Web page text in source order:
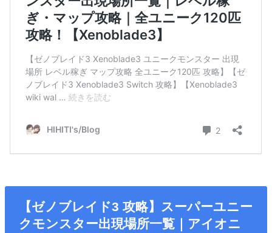
【ゼノブレイド3 攻略】スーパーユニー
クモンスター出現場所一覧｜アイオニ